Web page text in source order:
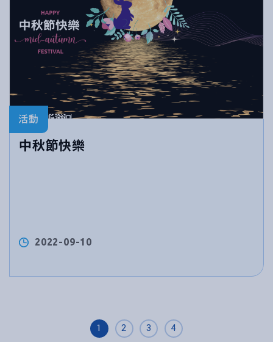
活動
中秋節快樂
2022-09-10
1 2 3 4